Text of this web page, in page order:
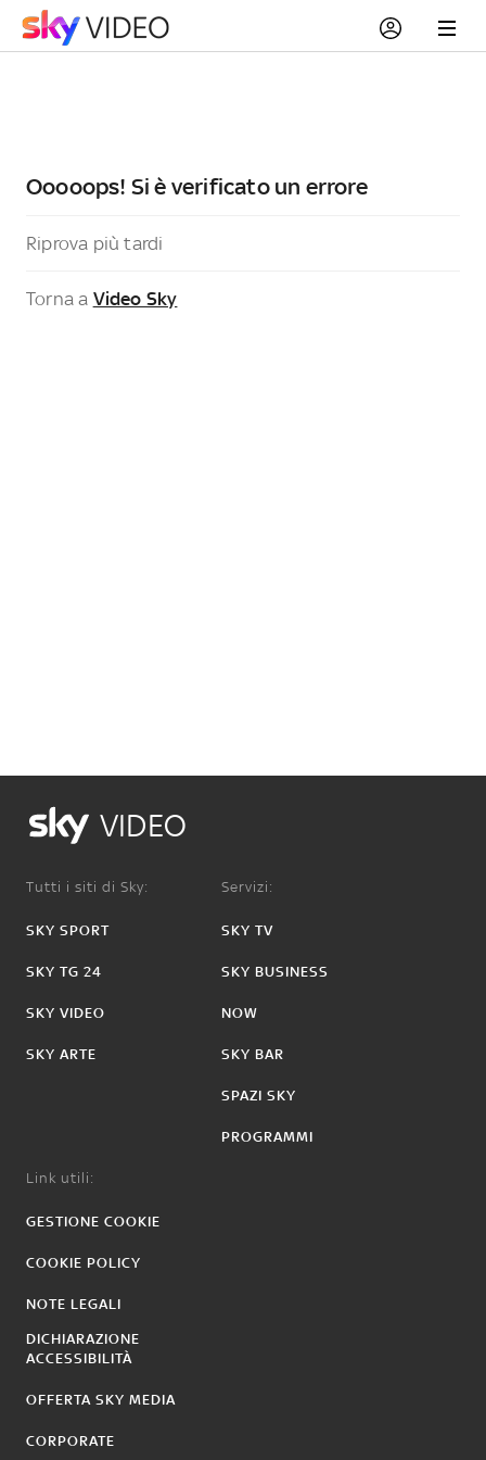
Ooooops! Si è verificato un errore
Riprova più tardi
Torna a Video Sky
VIDEO
Tutti i siti di Sky:
SKY SPORT
SKY TG 24
SKY VIDEO
SKY ARTE
Servizi:
SKY TV
SKY BUSINESS
NOW
SKY BAR
SPAZI SKY
PROGRAMMI
Link utili:
GESTIONE COOKIE
COOKIE POLICY
NOTE LEGALI
DICHIARAZIONE
ACCESSIBILITÀ
OFFERTA SKY MEDIA
CORPORATE